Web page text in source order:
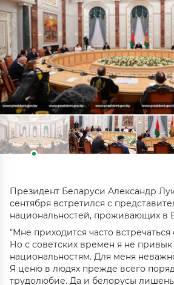
Президент Беларуси Александр
сентября встретился с
национальностей, проживающих в
"Мне приходится часто
Но с советских времен я не привык
национальностям. Для меня
Я ценю в людях прежде всего
трудолюбие. Да и белорусы лишены